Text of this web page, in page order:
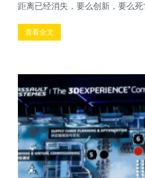
距离已经消失，要么创新，要么
查看全文